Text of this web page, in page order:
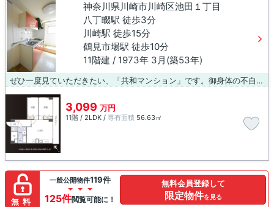
神奈川県川崎市川崎区池田１丁目
八丁畷駅 徒歩3分
川崎駅 徒歩15分
鶴見市場駅 徒歩10分
11階建 / 1973年 3月(築53年)
ぜひ一度見ていただきたい、「共和マンション」です。御身体の不自由な方でも安心のエレベーター付きの物件となっています。綺麗に整備された中古マンションで清潔感を感じます。地上11階建ての物件です。不動産のことでお悩みなら、先ずは当社をお尋ねください。経験豊富なプロのスタッフがお客様のお悩みを解消いたします。ご連絡はメール又はお電話にてお待ちしております。
3,099 万円
11階 / 2LDK / 専有面積 56.63㎡
無料
一般公開物件119件
125件閲覧可能に！
無料会員登録して
限定物件を見る